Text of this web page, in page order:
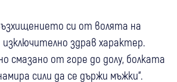
си от волята на
изключително здрав характер.
смазано от горе до долу, болката
сили да се държи мъжки“.